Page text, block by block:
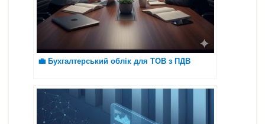
💼 Бухгалтерський облік для ТОВ з ПДВ